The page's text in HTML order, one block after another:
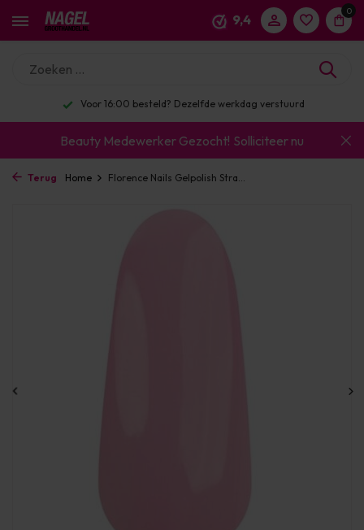
9,4
0
Voor 16:00 besteld? Dezelfde werkdag verstuurd
Beauty Medewerker Gezocht! Solliciteer nu
Terug Home Florence Nails Gelpolish Stra...